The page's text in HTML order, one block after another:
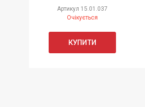
Артикул 15.01.037
Очікується
КУПИТИ